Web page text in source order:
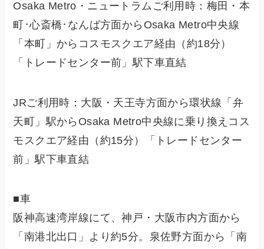
Osaka Metro・ニュートラムご利用時：梅田・本
町･心斎橋･なんば方面からOsaka Metro中央線
「本町」からコスモスクエア経由（約18分）
「トレードセンター前」駅下車直結
JRご利用時：大阪・天王寺方面から環状線「弁
天町」駅からOsaka Metro中央線に乗り換えコス
モスクエア経由（約15分）「トレードセンター
前」駅下車直結
■車
阪神高速湾岸線にて、神戸・大阪市内方面から
「南港北出口」より約5分。泉佐野方面から「南